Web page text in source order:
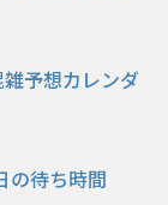
予想カレンダ
の待ち時間